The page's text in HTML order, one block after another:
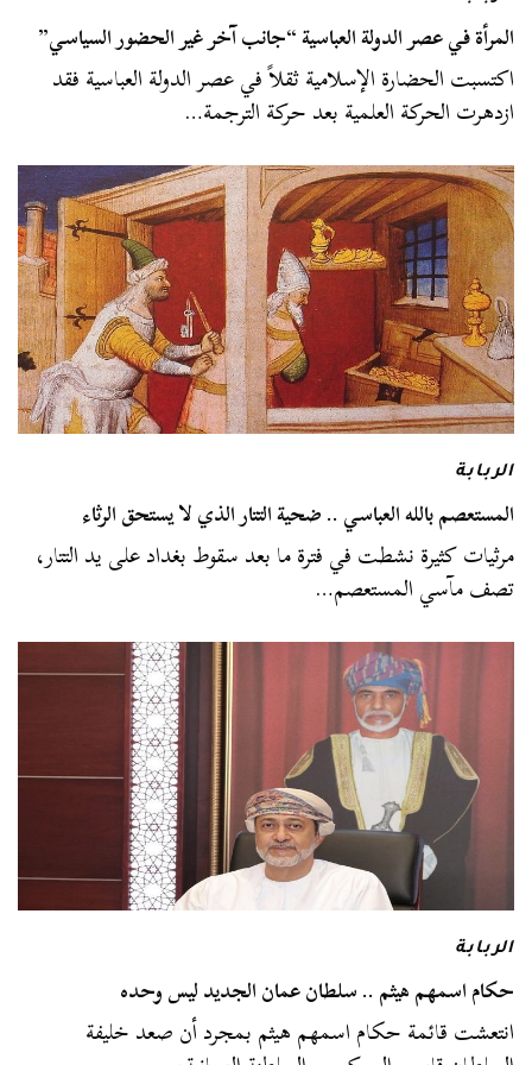
المرأة في عصر الدولة العباسية “جانب آخر غير الحضور السياسي”
اكتسبت الحضارة الإسلامية ثقلاً في عصر الدولة العباسية فقد
ازدهرت الحركة العلمية بعد حركة الترجمة…
الربابة
المستعصم بالله العباسي .. ضحية التتار الذي لا يستحق الرثاء
مرثيات كثيرة نشطت في فترة ما بعد سقوط بغداد على يد التتار،
تصف مآسي المستعصم…
الربابة
حكام اسمهم هيثم .. سلطان عمان الجديد ليس وحده
انتعشت قائمة حكام اسمهم هيثم بمجرد أن صعد خليفة